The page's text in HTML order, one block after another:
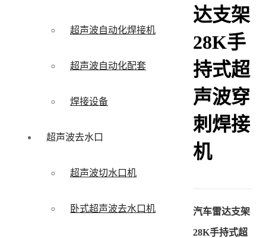
超声波自动化焊接机
超声波自动化配套
焊接设备
超声波去水口
超声波切水口机
卧式超声波去水口机
达支架
28K手
持式超
声波穿
刺焊接
机
汽车雷达支架
28K手持式超